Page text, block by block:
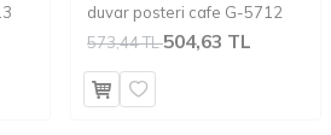
duvar posteri cafe G-5712
573,44 TL504,63 TL